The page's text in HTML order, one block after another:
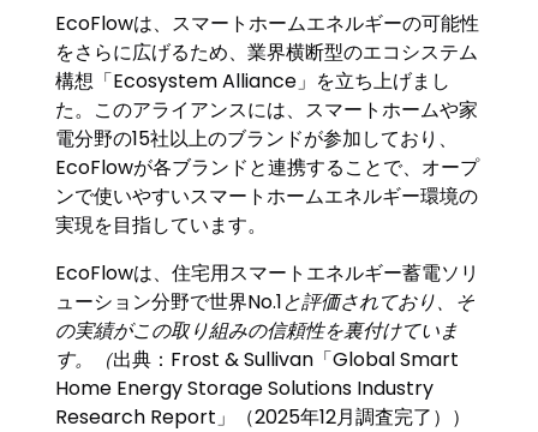
EcoFlowは、スマートホームエネルギーの可能性
をさらに広げるため、業界横断型のエコシステム
構想「Ecosystem Alliance」を立ち上げまし
た。このアライアンスには、スマートホームや家
電分野の15社以上のブランドが参加しており、
EcoFlowが各ブランドと連携することで、オープ
ンで使いやすいスマートホームエネルギー環境の
実現を目指しています。
EcoFlowは、住宅用スマートエネルギー蓄電ソリ
ューション分野で世界No.1と評価されており、そ
の実績がこの取り組みの信頼性を裏付けていま
す。（出典：Frost & Sullivan「Global Smart
Home Energy Storage Solutions Industry
Research Report」（2025年12月調査完了））